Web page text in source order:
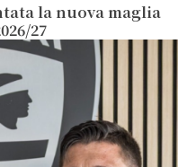
la nuova maglia
27